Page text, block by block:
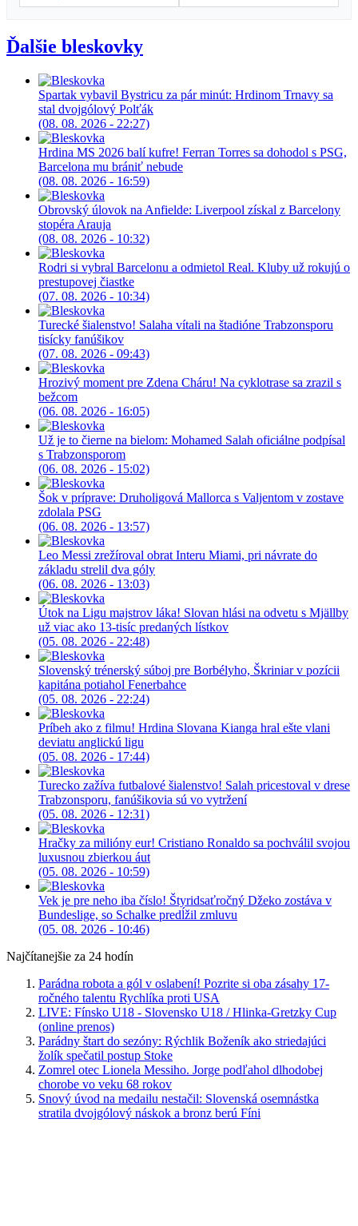
Ďalšie bleskovky
Spartak vybavil Bystricu za pár minút: Hrdinom Trnavy sa
stal dvojgólový Polťák
(08. 08. 2026 - 22:27)
Hrdina MS 2026 balí kufre! Ferran Torres sa dohodol s PSG,
Barcelona mu brániť nebude
(08. 08. 2026 - 16:59)
Obrovský úlovok na Anfielde: Liverpool získal z Barcelony
stopéra Arauja
(08. 08. 2026 - 10:32)
Rodri si vybral Barcelonu a odmietol Real. Kluby už rokujú o
prestupovej čiastke
(07. 08. 2026 - 10:34)
Turecké šialenstvo! Salaha vítali na štadióne Trabzonsporu
tisícky fanúšikov
(07. 08. 2026 - 09:43)
Hrozivý moment pre Zdena Cháru! Na cyklotrase sa zrazil s
bežcom
(06. 08. 2026 - 16:05)
Už je to čierne na bielom: Mohamed Salah oficiálne podpísal
s Trabzonsporom
(06. 08. 2026 - 15:02)
Šok v príprave: Druholigová Mallorca s Valjentom v zostave
zdolala PSG
(06. 08. 2026 - 13:57)
Leo Messi zrežíroval obrat Interu Miami, pri návrate do
základu strelil dva góly
(06. 08. 2026 - 13:03)
Útok na Ligu majstrov láka! Slovan hlási na odvetu s Mjällby
už viac ako 13-tisíc predaných lístkov
(05. 08. 2026 - 22:48)
Slovenský trénerský súboj pre Borbélyho, Škriniar v pozícii
kapitána potiahol Fenerbahce
(05. 08. 2026 - 22:24)
Príbeh ako z filmu! Hrdina Slovana Kianga hral ešte vlani
deviatu anglickú ligu
(05. 08. 2026 - 17:44)
Turecko zažíva futbalové šialenstvo! Salah pricestoval v drese
Trabzonsporu, fanúšikovia sú vo vytržení
(05. 08. 2026 - 12:31)
Hračky za milióny eur! Cristiano Ronaldo sa pochválil svojou
luxusnou zbierkou áut
(05. 08. 2026 - 10:59)
Vek je pre neho iba číslo! Štyridsaťročný Džeko zostáva v
Bundeslige, so Schalke predĺžil zmluvu
(05. 08. 2026 - 10:46)
Najčítanejšie za 24 hodín
Parádna robota a gól v oslabení! Pozrite si oba zásahy 17-
ročného talentu Rychlíka proti USA
LIVE: Fínsko U18 - Slovensko U18 / Hlinka-Gretzky Cup
(online prenos)
Parádny štart do sezóny: Rýchlik Boženík ako striedajúci
žolík spečatil postup Stoke
Zomrel otec Lionela Messiho. Jorge podľahol dlhodobej
chorobe vo veku 68 rokov
Snový úvod na medailu nestačil: Slovenská osemnástka
stratila dvojgólový náskok a bronz berú Fíni